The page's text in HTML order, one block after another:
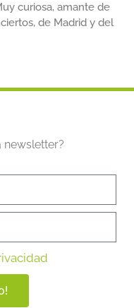
curiosa, amante de
de Madrid y del
newsletter?